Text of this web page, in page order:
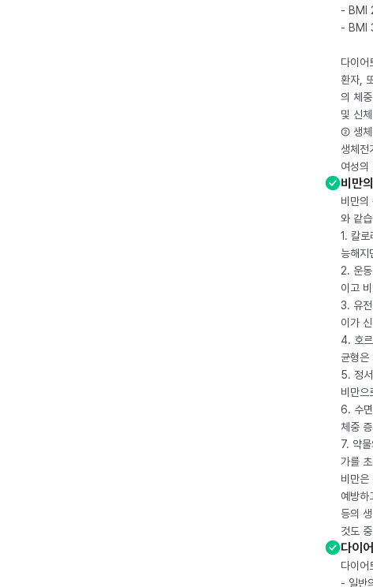
- BMI
- BMI
다이
환자,
의 체
및 신
② 생
생체전
여성
비만
비만의
와 같
1. 칼
능해지
2. 운
이고
3. 유
이가
4. 호
균형은
5. 정
비만으
6. 수
체중
7. 약
가를
비만은
예방하
등의
것도
다이
다이어
- 일반